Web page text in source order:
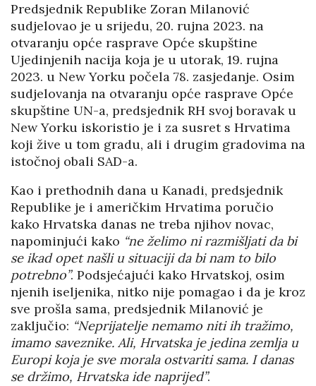
Predsjednik Republike Zoran Milanović
sudjelovao je u srijedu, 20. rujna 2023. na
otvaranju opće rasprave Opće skupštine
Ujedinjenih nacija koja je u utorak, 19. rujna
2023. u New Yorku počela 78. zasjedanje. Osim
sudjelovanja na otvaranju opće rasprave Opće
skupštine UN-a, predsjednik RH svoj boravak u
New Yorku iskoristio je i za susret s Hrvatima
koji žive u tom gradu, ali i drugim gradovima na
istočnoj obali SAD-a.
Kao i prethodnih dana u Kanadi, predsjednik
Republike je i američkim Hrvatima poručio
kako Hrvatska danas ne treba njihov novac,
napominjući kako “ne želimo ni razmišljati da bi
se ikad opet našli u situaciji da bi nam to bilo
potrebno”. Podsjećajući kako Hrvatskoj, osim
njenih iseljenika, nitko nije pomagao i da je kroz
sve prošla sama, predsjednik Milanović je
zaključio: “Neprijatelje nemamo niti ih tražimo,
imamo saveznike. Ali, Hrvatska je jedina zemlja u
Europi koja je sve morala ostvariti sama. I danas
se držimo, Hrvatska ide naprijed”.